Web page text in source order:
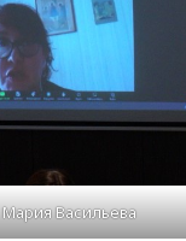
Мария Васильева